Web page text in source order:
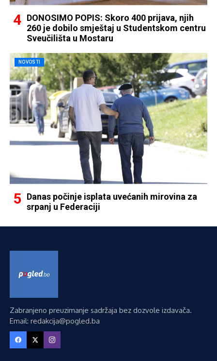
DONOSIMO POPIS: Skoro 400 prijava, njih
260 je dobilo smještaj u Studentskom centru
Sveučilišta u Mostaru
NOVOSTI
Danas počinje isplata uvećanih mirovina za
srpanj u Federaciji
Zabranjeno preuzimanje sadržaja bez dozvole izdavača.
Email: redakcija@pogled.ba